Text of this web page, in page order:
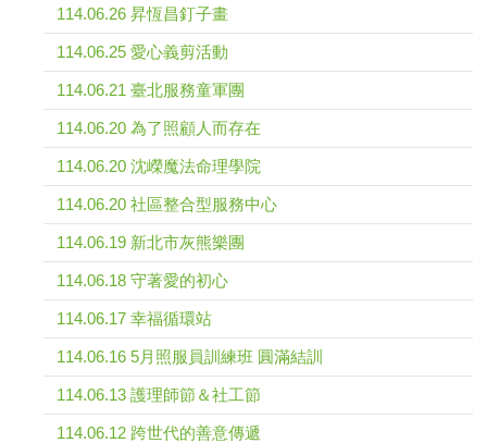
114.06.26 昇恆昌釘子畫
114.06.25 愛心義剪活動
114.06.21 臺北服務童軍團
114.06.20 為了照顧人而存在
114.06.20 沈嶸魔法命理學院
114.06.20 社區整合型服務中心
114.06.19 新北市灰熊樂團
114.06.18 守著愛的初心
114.06.17 幸福循環站
114.06.16 5月照服員訓練班 圓滿結訓
114.06.13 護理師節＆社工節
114.06.12 跨世代的善意傳遞